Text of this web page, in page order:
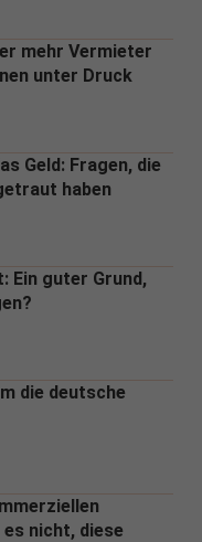
mehr Vermieter
unter Druck
Geld: Fragen, die
haben
Ein guter Grund,
die deutsche
nicht, diese